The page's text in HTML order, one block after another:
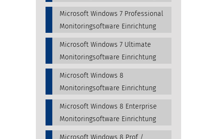
Microsoft Windows 7 Professional
Monitoringsoftware Einrichtung
Microsoft Windows 7 Ultimate
Monitoringsoftware Einrichtung
Microsoft Windows 8
Monitoringsoftware Einrichtung
Microsoft Windows 8 Enterprise
Monitoringsoftware Einrichtung
Microsoft Windows 8 Prof /